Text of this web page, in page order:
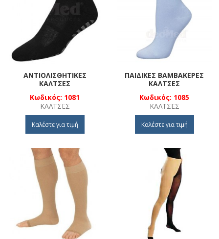
ΑΝΤΙΟΛΙΣΘΗΤΙΚΈΣ
ΚΆΛΤΣΕΣ
Κωδικός: 1081
ΚΆΛΤΣΕΣ
Καλέστε για τιμή
ΠΑΙΔΙΚΈΣ ΒΑΜΒΑΚΕΡΈΣ
ΚΆΛΤΣΕΣ
Κωδικός: 1085
ΚΆΛΤΣΕΣ
Καλέστε για τιμή